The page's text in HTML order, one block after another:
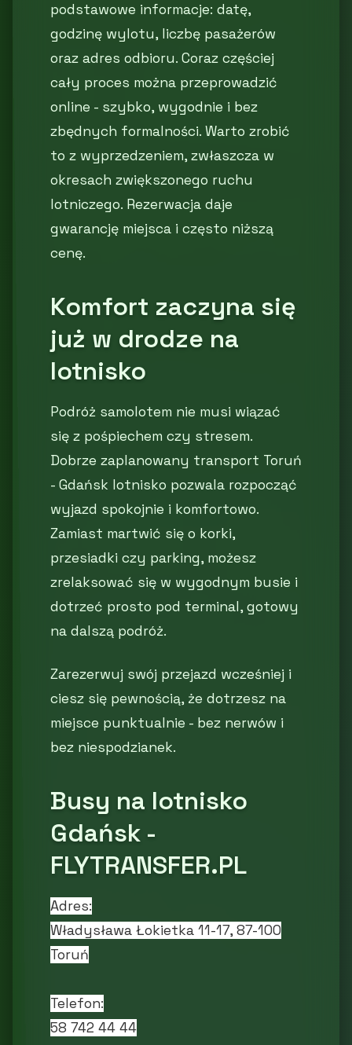
podstawowe informacje: datę,
godzinę wylotu, liczbę pasażerów
oraz adres odbioru. Coraz częściej
cały proces można przeprowadzić
online - szybko, wygodnie i bez
zbędnych formalności. Warto zrobić
to z wyprzedzeniem, zwłaszcza w
okresach zwiększonego ruchu
lotniczego. Rezerwacja daje
gwarancję miejsca i często niższą
cenę.
Komfort zaczyna się
już w drodze na
lotnisko
Podróż samolotem nie musi wiązać
się z pośpiechem czy stresem.
Dobrze zaplanowany transport Toruń
- Gdańsk lotnisko pozwala rozpocząć
wyjazd spokojnie i komfortowo.
Zamiast martwić się o korki,
przesiadki czy parking, możesz
zrelaksować się w wygodnym busie i
dotrzeć prosto pod terminal, gotowy
na dalszą podróż.
Zarezerwuj swój przejazd wcześniej i
ciesz się pewnością, że dotrzesz na
miejsce punktualnie - bez nerwów i
bez niespodzianek.
Busy na lotnisko
Gdańsk -
FLYTRANSFER.PL
Adres:
Władysława Łokietka 11-17, 87-100
Toruń
Telefon:
58 742 44 44